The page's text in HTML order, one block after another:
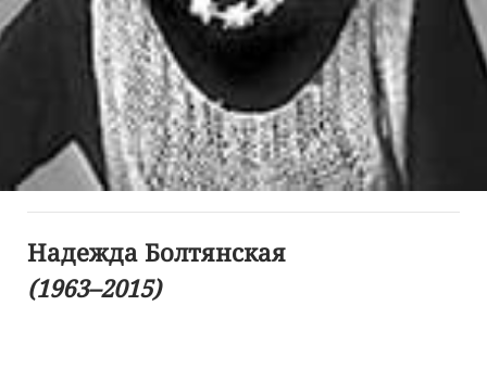
Надежда Болтянская
(1963–2015)